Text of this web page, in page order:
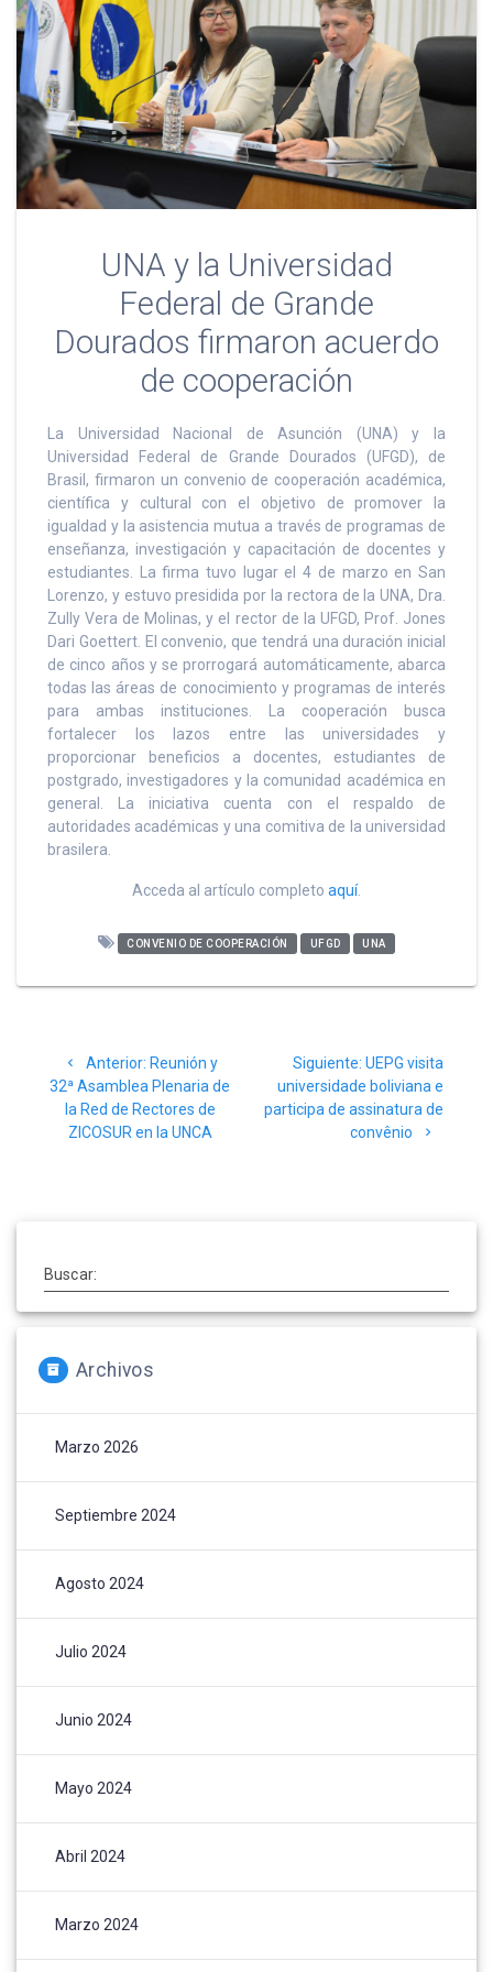
UNA y la Universidad
Federal de Grande
Dourados firmaron acuerdo
de cooperación
La Universidad Nacional de Asunción (UNA) y la
Universidad Federal de Grande Dourados (UFGD), de
Brasil, firmaron un convenio de cooperación académica,
científica y cultural con el objetivo de promover la
igualdad y la asistencia mutua a través de programas de
enseñanza, investigación y capacitación de docentes y
estudiantes. La firma tuvo lugar el 4 de marzo en San
Lorenzo, y estuvo presidida por la rectora de la UNA, Dra.
Zully Vera de Molinas, y el rector de la UFGD, Prof. Jones
Dari Goettert. El convenio, que tendrá una duración inicial
de cinco años y se prorrogará automáticamente, abarca
todas las áreas de conocimiento y programas de interés
para ambas instituciones. La cooperación busca
fortalecer los lazos entre las universidades y
proporcionar beneficios a docentes, estudiantes de
postgrado, investigadores y la comunidad académica en
general. La iniciativa cuenta con el respaldo de
autoridades académicas y una comitiva de la universidad
brasilera.
Acceda al artículo completo aquí.
CONVENIO DE COOPERACIÓN UFGD UNA
de
entradas
Anterior: Post
anterior:
Reunión y
32ª Asamblea Plenaria de
la Red de Rectores de
ZICOSUR en la UNCA
Siguiente: Siguiente
post:
UEPG visita
universidade boliviana e
participa de assinatura de
convênio
Buscar:
Archivos
Marzo 2026
Septiembre 2024
Agosto 2024
Julio 2024
Junio 2024
Mayo 2024
Abril 2024
Marzo 2024